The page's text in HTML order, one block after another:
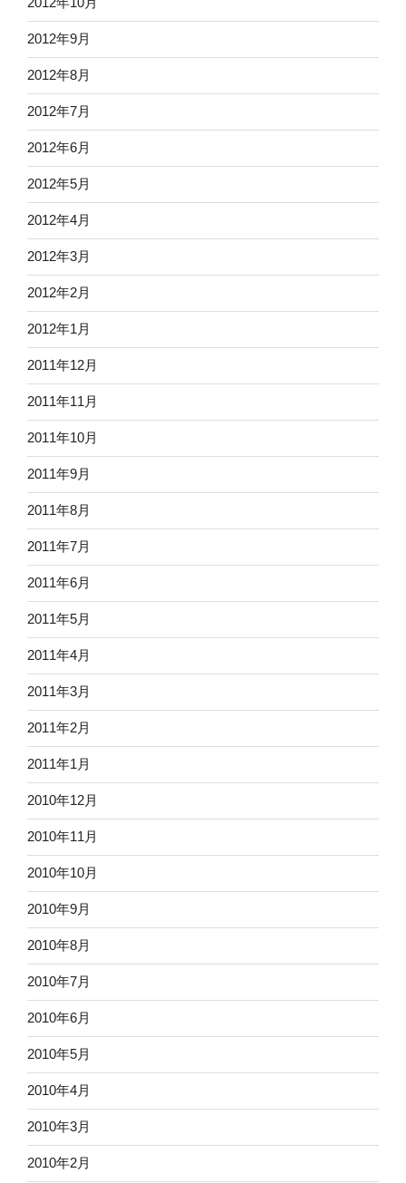
2012年9月
2012年8月
2012年7月
2012年6月
2012年5月
2012年4月
2012年3月
2012年2月
2012年1月
2011年12月
2011年11月
2011年10月
2011年9月
2011年8月
2011年7月
2011年6月
2011年5月
2011年4月
2011年3月
2011年2月
2011年1月
2010年12月
2010年11月
2010年10月
2010年9月
2010年8月
2010年7月
2010年6月
2010年5月
2010年4月
2010年3月
2010年2月